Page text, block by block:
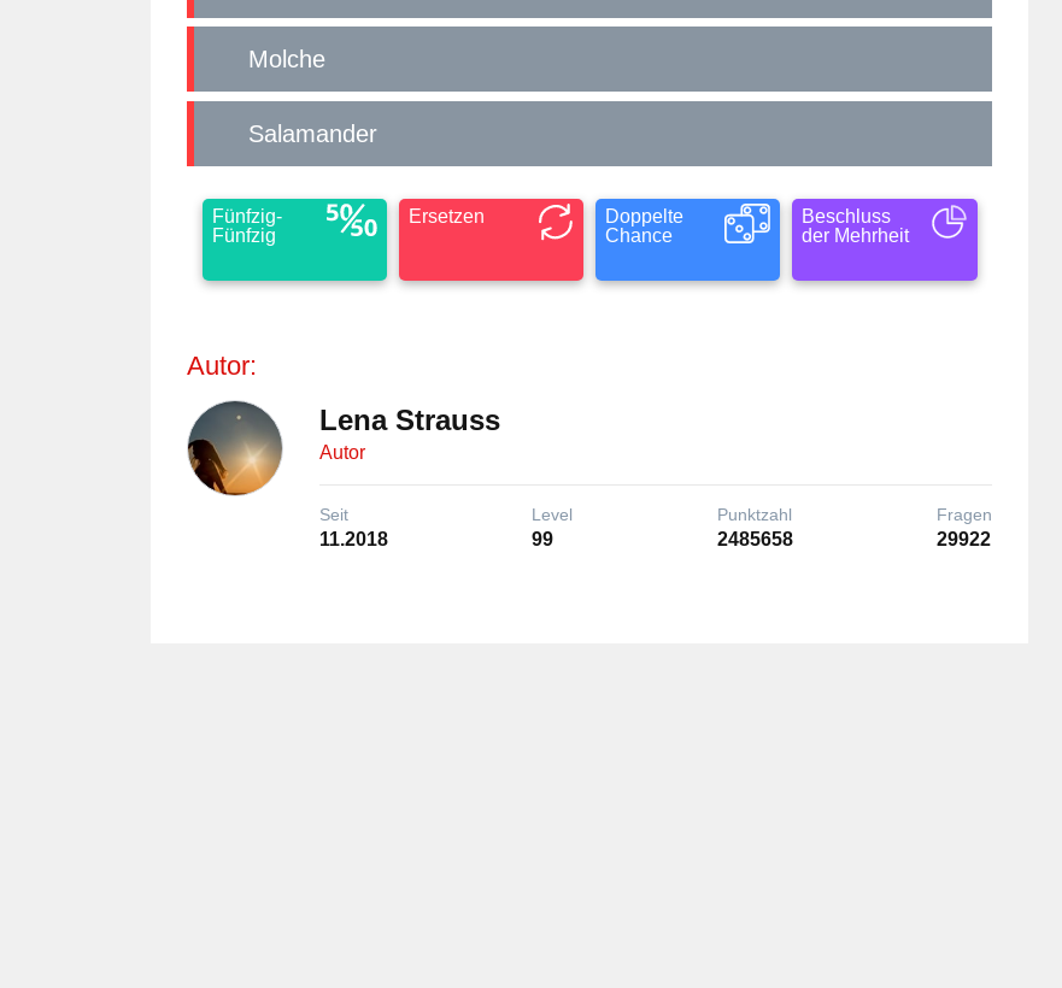
Molche
Salamander
Fünfzig-
Fünfzig
Ersetzen
Doppelte
Chance
Beschluss
der Mehrheit
Autor:
Lena Strauss
Autor
Seit
11.2018
Level
99
Punktzahl
2485658
Fragen
29922